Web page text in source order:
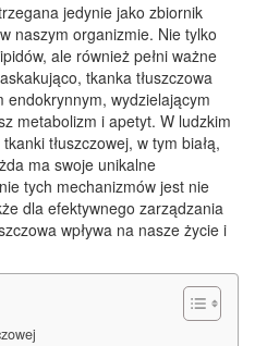
jedynie jako zbiornik
naszym organizmie. Nie tylko
ale również pełni ważne
tkanka tłuszczowa
wydzielającym
metabolizm i apetyt. W ludzkim
tłuszczowej, w tym białą,
ma swoje unikalne
tych mechanizmów jest nie
dla efektywnego zarządzania
wpływa na nasze życie i